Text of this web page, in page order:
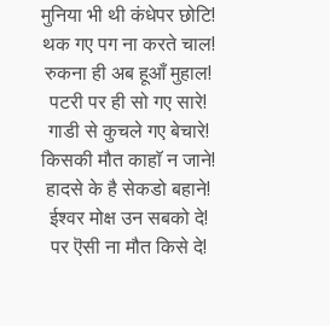
मुनिया भी थी कंधेपर छोटि!
थक गए पग ना करते चाल!
रुकना ही अब हूआँ मुहाल!
पटरी पर ही सो गए सारे!
गाडी से कुचले गए बेचारे!
किसकी मौत काहाॅ न जाने!
हादसे के है सेकडो बहाने!
ईश्वर मोक्ष उन सबको दे!
पर ऎसी ना मौत किसे दे!